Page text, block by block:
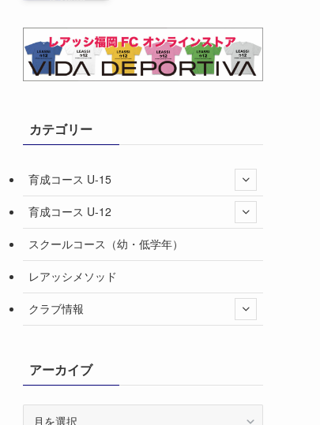
カテゴリー
育成コース U-15
育成コース U-12
スクールコース（幼・低学年）
レアッシメソッド
クラブ情報
アーカイブ